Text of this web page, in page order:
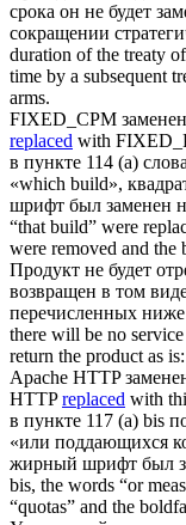
срока он не будет
сокращении
duration of the treaty
time by a subsequent
arms.
FIXED_CPM заменен
replaced with
в пункте 114 (a)
«which build»,
шрифт был заменен
“that build” were
were removed and the
Продукт не будет
возвращен в том
перечисленных ниже
there will be no
return the product as is:
Apache HTTP
HTTPreplaced with
в пункте 117 (a) bis
«или поддающихся
жирный шрифт был
bis, the words “or
“quotas” and the